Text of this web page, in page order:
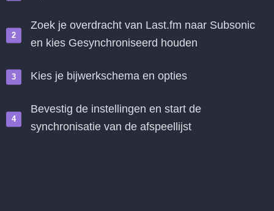
Zoek je overdracht van Last.fm naar Subsonic
en kies Gesynchroniseerd houden
Kies je bijwerkschema en opties
Bevestig de instellingen en start de
synchronisatie van de afspeellijst